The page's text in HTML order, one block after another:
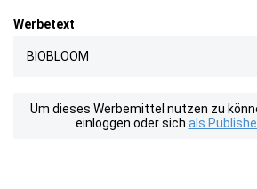
Werbetext
BIOBLOOM
Um dieses Werbemittel nutzen zu
einloggen oder sich als